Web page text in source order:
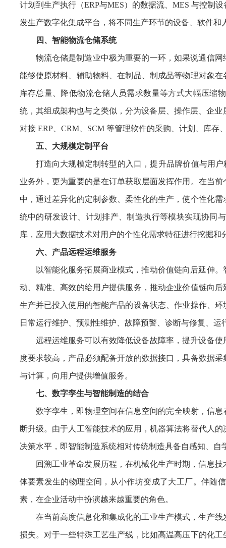
计划到生产执行（ERP与MES）的数据流、MES 与控制
发生产数字化集成平台，将不同生产环节的设备、软件
四、智能物流仓储系统
物流仓储是制造业中极为重要的一环，如果说通信
能够使原材料、辅助物料、在制品、制成品等物理对象
库存总量、降低物流仓储人员需求数量等方式大幅压缩
统，其组成架构也与之类似，分为设备层、操作层、企
对接 ERP、CRM、SCM 等管理软件的采购、计划、库存
五、 大规模定制平台
打造向大规模定制转型的入口，提升品牌价值与用
业务外，更为重要的是在订单获取层面发挥作用。在当
中，通过差异化的定制参数、柔性化的生产，使个性化
统中的研发设计、计划排产、制造执行等模块实现协同
库，应用大数据技术对用户的个性化需求特征进行挖掘
六、产品远程运维服务
以智能化服务拓展商业模式，推动价值链向后延伸
动、精准、高效的给用户提供服务，推动企业价值链向
生产并已投入使用的智能产品的设备状态、作业操作、
日常运行维护、预测性维护、故障预警、诊断与修复、
远程运维服务可以有效降低设备故障率，提升设备
度要求较高，产品必须配备开放的数据接口，具备数据
与计算，向用户提供增值服务。
七、数字孪生与智能制造的结合
数字孪生，即物理空间在信息空间的完全映射，信
断升级。由于人工智能技术的应用，机器算法将替代人
决策水平，即智能制造系统相对传统制造具备自感知、
回溯工业革命发展历程，在机械化生产时期，信息
体要素发生的物理空间，从小作坊变成了大工厂。伴随
素，在企业活动中扮演越来越重要的角色。
在当前高度信息化和集成化的工业生产模式，生产
损失。对于一些特殊工艺生产线，比如高温高压下的化